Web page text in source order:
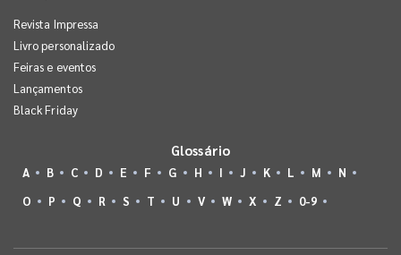
Revista Impressa
Livro personalizado
Feiras e eventos
Lançamentos
Black Friday
Glossário
A B C D E F G H I J K L M
N
O
P Q R S T U V W X Z 0-9